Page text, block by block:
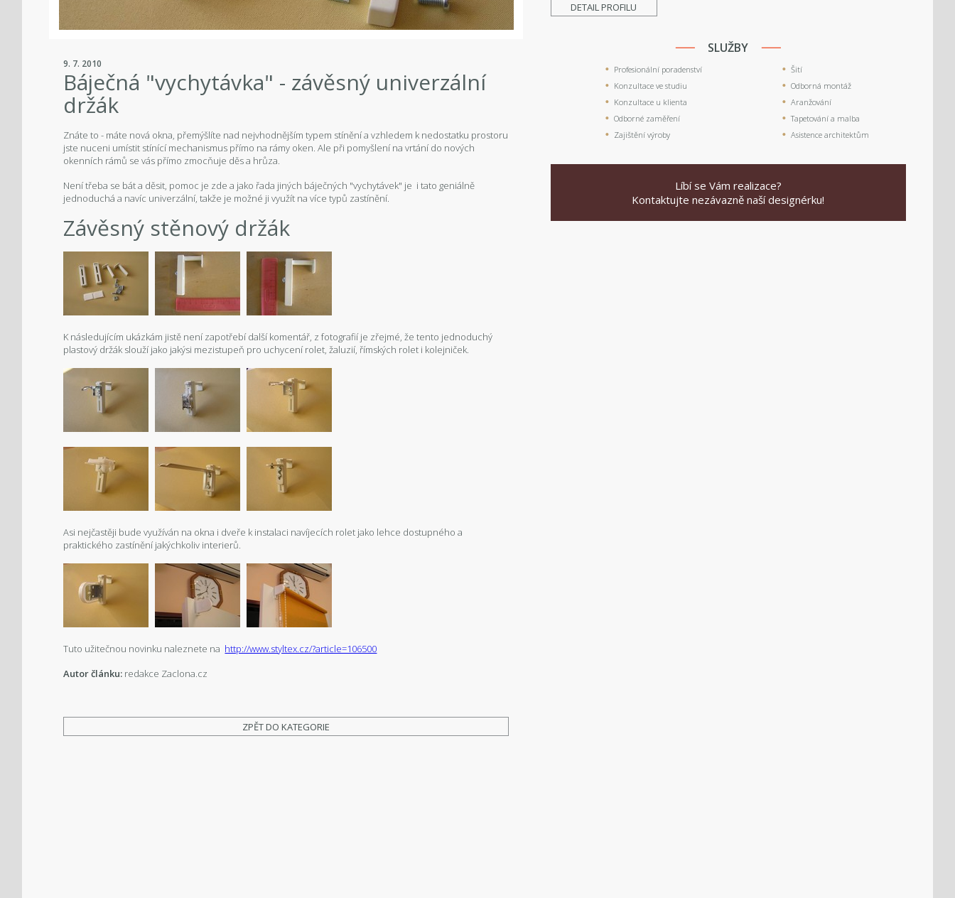
9. 7. 2010
Báječná "vychytávka" - závěsný univerzální
držák
Znáte to - máte nová okna, přemýšlíte nad nejvhodnějším typem stínění a vzhledem k nedostatku prostoru
jste nuceni umístit stínící mechanismus přímo na rámy oken. Ale při pomyšlení na vrtání do nových
okenních rámů se vás přímo zmocňuje děs a hrůza.
Není třeba se bát a děsit, pomoc je zde a jako řada jiných báječných "vychytávek" je i tato geniálně
jednoduchá a navíc univerzální, takže je možné ji využít na více typů zastínění.
Závěsný stěnový držák
K následujícím ukázkám jistě není zapotřebí další komentář, z fotografií je zřejmé, že tento jednoduchý
plastový držák slouží jako jakýsi mezistupeň pro uchycení rolet, žaluzií, římských rolet i kolejniček.
Asi nejčastěji bude využíván na okna i dveře k instalaci navíjecích rolet jako lehce dostupného a
praktického zastínění jakýchkoliv interierů.
Tuto užitečnou novinku naleznete na http://www.styltex.cz/?article=106500
Autor článku: redakce Zaclona.cz
ZPĚT DO KATEGORIE
DETAIL PROFILU
SLUŽBY
Profesionální poradenství
Konzultace ve studiu
Konzultace u klienta
Odborné zaměření
Zajištění výroby
Šití
Odborná montáž
Aranžování
Tapetování a malba
Asistence architektům
Líbí se Vám realizace?
Kontaktujte nezávazně naší designérku!